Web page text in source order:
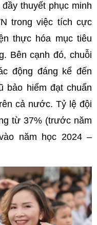
thuyết phục minh
trong việc tích cực
thực hóa mục tiêu
Bên cạnh đó, chuỗi
động đáng kể đến
bảo hiểm đạt chuẩn
cả nước. Tỷ lệ đội
từ 37% (trước năm
năm học 2024 –